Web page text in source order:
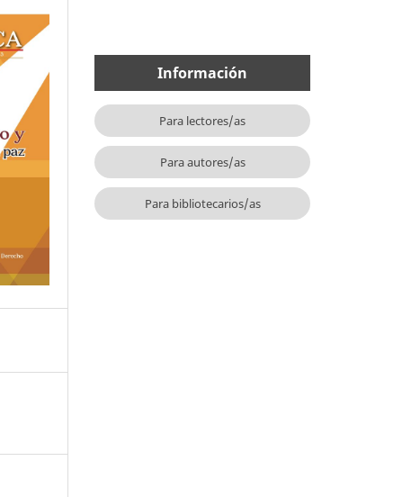
Información
Para lectores/as
Para autores/as
Para bibliotecarios/as